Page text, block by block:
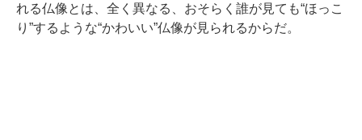
れる仏像とは、全く異なる、おそらく誰が見ても“ほっこ
り”するような“かわいい”仏像が見られるからだ。